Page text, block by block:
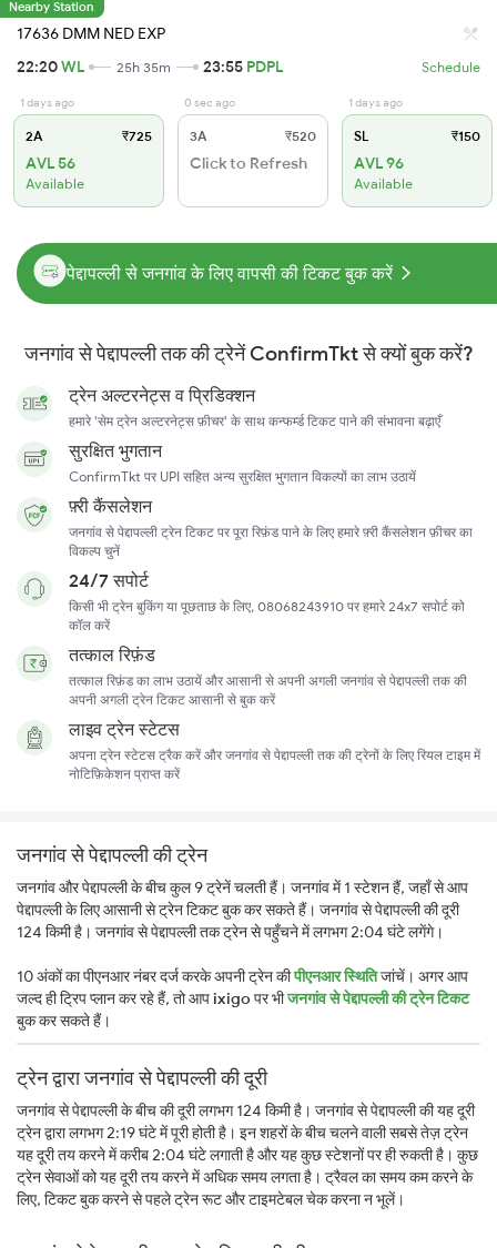
Nearby Station
17636 DMM NED EXP
22:20WL 25h 35m 23:55 PDPL Schedule
1 days ago
2A ₹725
AVL 56
Available
0 sec ago
3A ₹520
Click to Refresh
1 days ago
SL ₹150
AVL 96
Available
पेद्दापल्ली से जनगांव के लिए वापसी की टिकट बुक करें
जनगांव से पेद्दापल्ली तक की ट्रेनें ConfirmTkt से क्यों बुक करें?
ट्रेन अल्टरनेट्स व प्रिडिक्शन
हमारे 'सेम ट्रेन अल्टरनेट्स फ़ीचर' के साथ कन्फर्म्ड टिकट पाने की संभावना बढ़ाएँ
सुरक्षित भुगतान
ConfirmTkt पर UPI सहित अन्य सुरक्षित भुगतान विकल्पों का लाभ उठायें
फ़्री कैंसलेशन
जनगांव से पेद्दापल्ली ट्रेन टिकट पर पूरा रिफ़ंड पाने के लिए हमारे फ़्री कैंसलेशन फ़ीचर का
विकल्प चुनें
24/7 सपोर्ट
किसी भी ट्रेन बुकिंग या पूछताछ के लिए, 08068243910 पर हमारे 24x7 सपोर्ट को
कॉल करें
तत्काल रिफ़ंड
तत्काल रिफ़ंड का लाभ उठायें और आसानी से अपनी अगली जनगांव से पेद्दापल्ली तक की
अपनी अगली ट्रेन टिकट आसानी से बुक करें
लाइव ट्रेन स्टेटस
अपना ट्रेन स्टेटस ट्रैक करें और जनगांव से पेद्दापल्ली तक की ट्रेनों के लिए रियल टाइम में
नोटिफ़िकेशन प्राप्त करें
जनगांव से पेद्दापल्ली की ट्रेन
जनगांव और पेद्दापल्ली के बीच कुल 9 ट्रेनें चलती हैं। जनगांव में 1 स्टेशन हैं, जहाँ से आप
पेद्दापल्ली के लिए आसानी से ट्रेन टिकट बुक कर सकते हैं। जनगांव से पेद्दापल्ली की दूरी
124 किमी है। जनगांव से पेद्दापल्ली तक ट्रेन से पहुँचने में लगभग 2:04 घंटे लगेंगे।
10 अंकों का पीएनआर नंबर दर्ज करके अपनी ट्रेन कीपीएनआर स्थितिजांचें। अगर आप
जल्द ही ट्रिप प्लान कर रहे हैं, तो आपixigoपर भीजनगांव से पेद्दापल्ली की ट्रेन टिकट
बुक कर सकते हैं।
ट्रेन द्वारा जनगांव से पेद्दापल्ली की दूरी
जनगांव से पेद्दापल्ली के बीच की दूरी लगभग 124 किमी है। जनगांव से पेद्दापल्ली की यह दूरी
ट्रेन द्वारा लगभग 2:19 घंटे में पूरी होती है। इन शहरों के बीच चलने वाली सबसे तेज़ ट्रेन
यह दूरी तय करने में करीब 2:04 घंटे लगाती है और यह कुछ स्टेशनों पर ही रुकती है। कुछ
ट्रेन सेवाओं को यह दूरी तय करने में अधिक समय लगता है। ट्रैवल का समय कम करने के
लिए, टिकट बुक करने से पहले ट्रेन रूट और टाइमटेबल चेक करना न भूलें।